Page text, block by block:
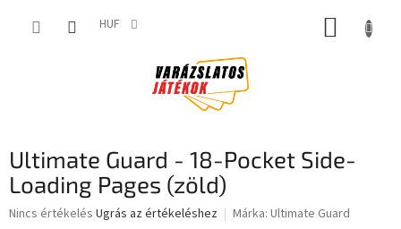
HUF KOSÁR
Ultimate Guard - 18-Pocket Side-
Loading Pages (zöld)
A
Nincs értékelés Ugrás az értékeléshez Márka: Ultimate Guard